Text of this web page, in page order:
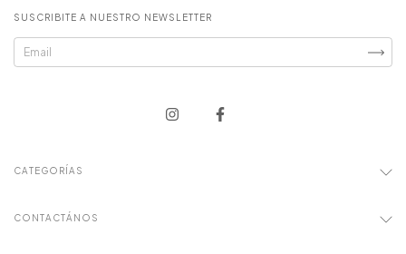
SUSCRIBITE A NUESTRO NEWSLETTER
CATEGORÍAS
CONTACTÁNOS